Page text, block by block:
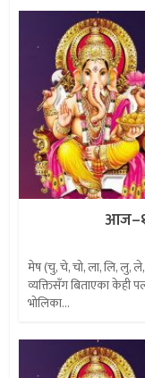
मेष (चु, चे, चो, ला, लि, लु,
व्यक्तिसँग बिताएका केही
भोलिका...